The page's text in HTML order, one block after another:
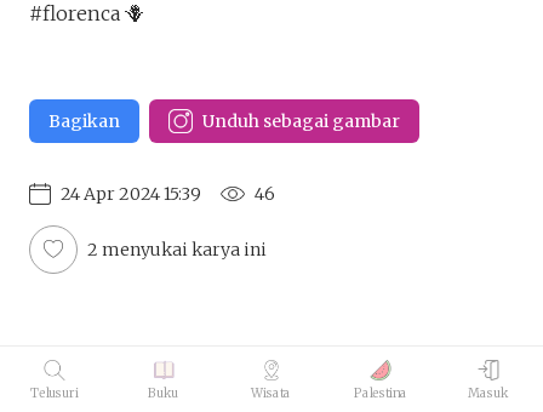
#florenca 🪻
Bagikan Unduh sebagai gambar
24 Apr 2024 15:39 46
2 menyukai karya ini
Telusuri Buku Wisata Palestina Masuk